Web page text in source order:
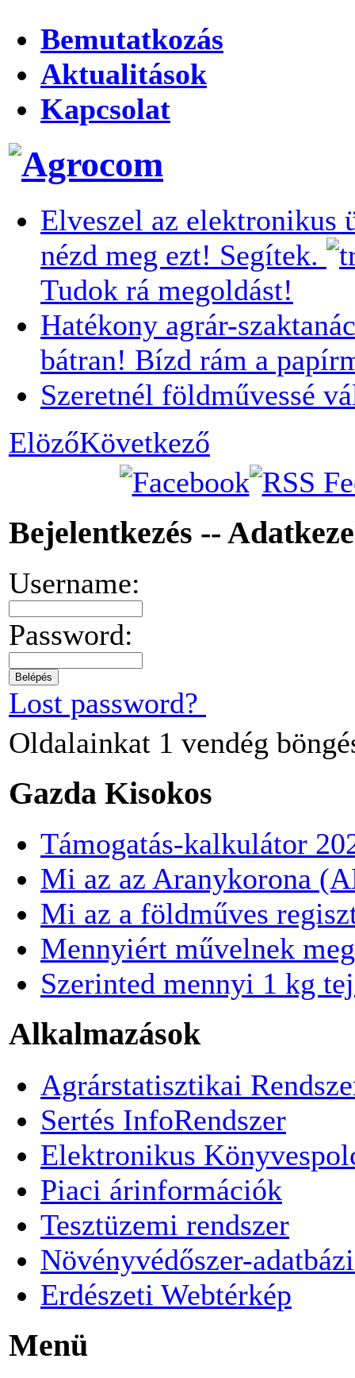
Bemutatkozás
Aktualitások
Kapcsolat
Elveszel az elektronikus
nézd meg ezt! Segítek.
Tudok rá megoldást!
Hatékony agrár-
bátran! Bízd rám a
Szeretnél földművessé
ElözőKövetkező
Bejelentkezés --
Username:
Password:
Lost password?
Oldalainkat 1 vendég
Gazda Kisokos
Támogatás-kalkulátor
Mi az az Aranykorona
Mi az a földműves
Mennyiért művelnek
Szerinted mennyi 1 kg
Alkalmazások
Agrárstatisztikai
Sertés InfoRendszer
Elektronikus
Piaci árinformációk
Tesztüzemi rendszer
Növényvédőszer-
Erdészeti Webtérkép
Menü